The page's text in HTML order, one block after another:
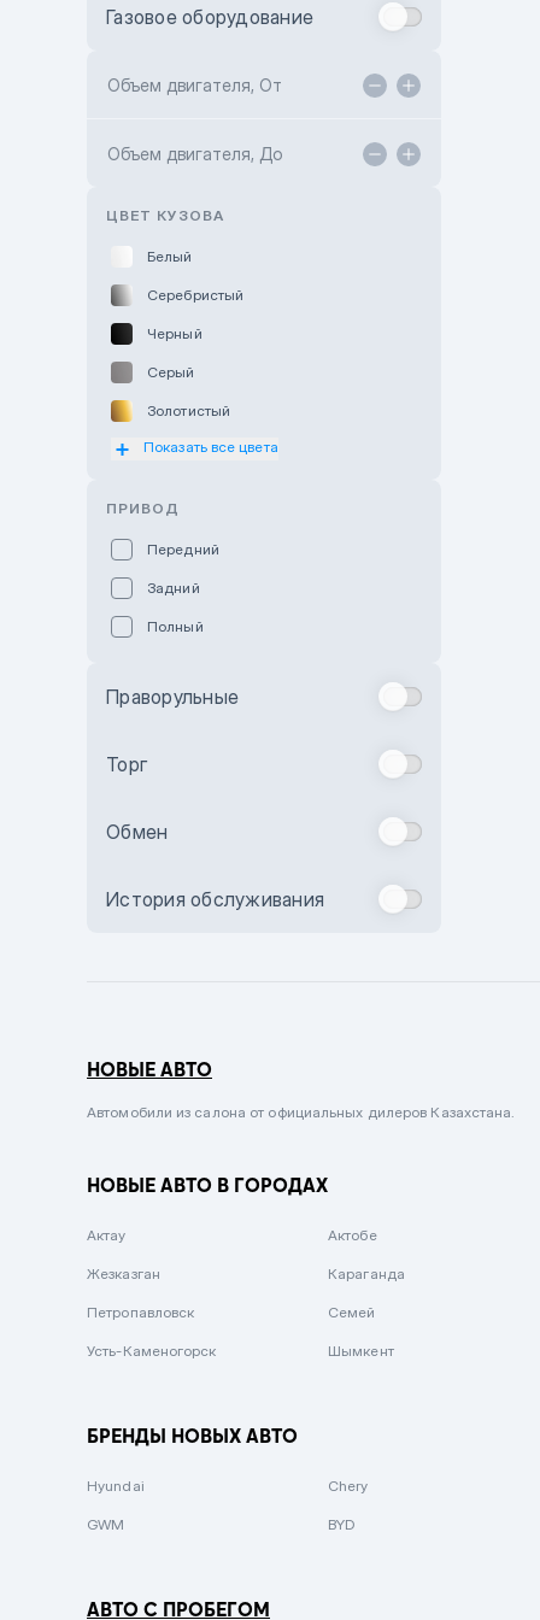
Toyota Kokshetau
Hyundai ShymCity
Газовое оборудование
Объем двигателя, От
Объем двигателя, До
ЦВЕТ КУЗОВА
Белый
Серебристый
Черный
Серый
Золотистый
Оранжевый
Бежевый
Комбинированный
Сиреневый металлик
Вишневый
Зеленый металлик
Показать все цвета
ПРИВОД
Передний
Задний
Полный
Праворульные
Торг
Обмен
История обслуживания
НОВЫЕ АВТО
Автомобили из салона от официальных дилеров Казахстана.
НОВЫЕ АВТО В ГОРОДАХ
Актау Актобе
Жезказган Караганда
Петропавловск Семей
Усть-Каменогорск Шымкент
БРЕНДЫ НОВЫХ АВТО
Hyundai Chery
GWM BYD
АВТО С ПРОБЕГОМ